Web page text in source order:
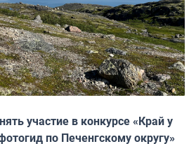
участие в конкурсе «Край у
по Печенгскому округу»